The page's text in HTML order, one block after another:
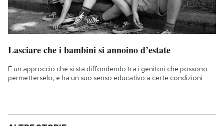
Lasciare che i bambini si annoino d’estate
È un approccio che si sta diffondendo tra i genitori che possono
permetterselo, e ha un suo senso educativo a certe condizioni